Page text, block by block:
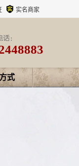
实名商家
式